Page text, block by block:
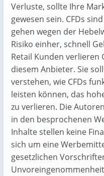
Verluste, sollte Ihre
gewesen sein. CFDs
gehen wegen der
Risiko einher, schnell
Retail Kunden verlieren
diesem Anbieter. Sie
verstehen, wie CFDs
leisten können, das
zu verlieren. Die
in den besprochenen
Inhalte stellen keine
sich um eine
gesetzlichen